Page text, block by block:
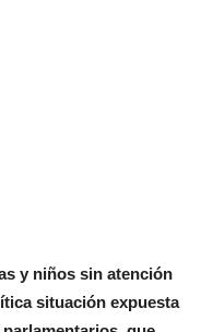
y niños sin atención
situación expuesta